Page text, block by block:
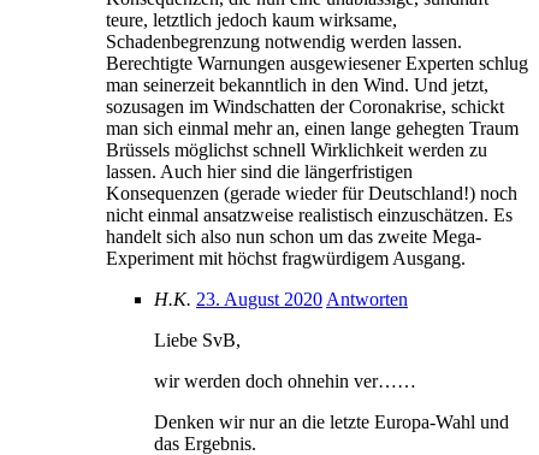
teure, letztlich jedoch kaum wirksame,
Schadenbegrenzung notwendig werden lassen.
Berechtigte Warnungen ausgewiesener Experten schlug
man seinerzeit bekanntlich in den Wind. Und jetzt,
sozusagen im Windschatten der Coronakrise, schickt
man sich einmal mehr an, einen lange gehegten Traum
Brüssels möglichst schnell Wirklichkeit werden zu
lassen. Auch hier sind die längerfristigen
Konsequenzen (gerade wieder für Deutschland!) noch
nicht einmal ansatzweise realistisch einzuschätzen. Es
handelt sich also nun schon um das zweite Mega-
Experiment mit höchst fragwürdigem Ausgang.
H.K. 23. August 2020 Antworten
Liebe SvB,
wir werden doch ohnehin ver……
Denken wir nur an die letzte Europa-Wahl und
das Ergebnis.